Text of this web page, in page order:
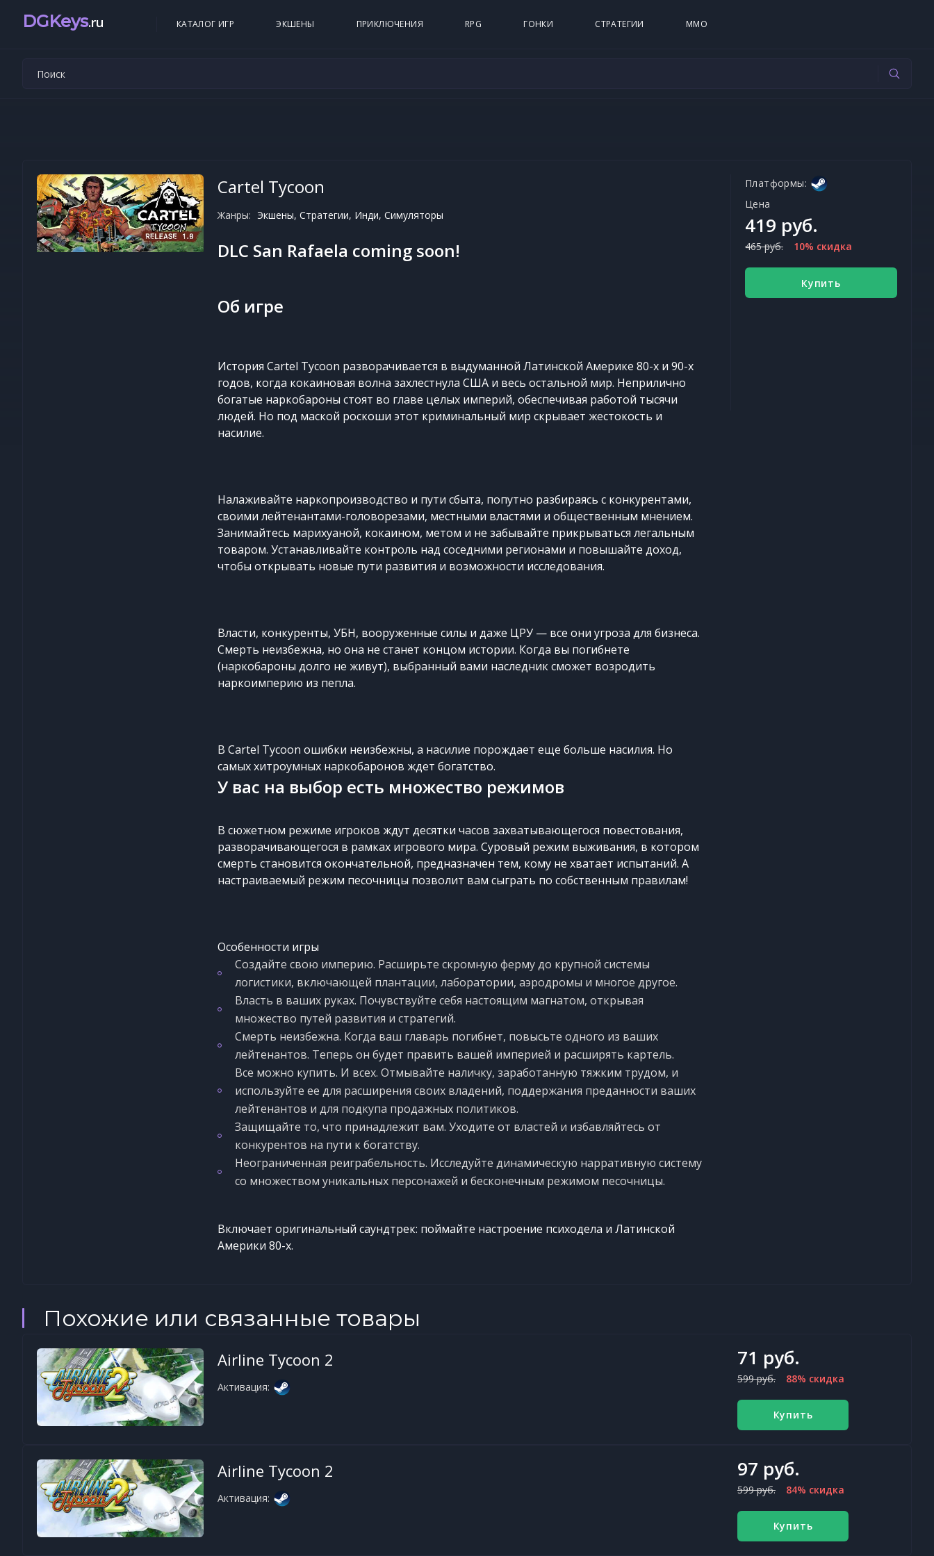
DGKeys.ru КАТАЛОГ ИГР ЭКШЕНЫ ПРИКЛЮЧЕНИЯ RPG ГОНКИ СТРАТЕГИИ MMO
Cartel Tycoon
Жанры: Экшены, Стратегии, Инди, Симуляторы
DLC San Rafaela coming soon!
Об игре
История Cartel Tycoon разворачивается в выдуманной Латинской Америке 80-х и 90-х
годов, когда кокаиновая волна захлестнула США и весь остальной мир. Неприлично
богатые наркобароны стоят во главе целых империй, обеспечивая работой тысячи
людей. Но под маской роскоши этот криминальный мир скрывает жестокость и
насилие.
Налаживайте наркопроизводство и пути сбыта, попутно разбираясь с конкурентами,
своими лейтенантами-головорезами, местными властями и общественным мнением.
Занимайтесь марихуаной, кокаином, метом и не забывайте прикрываться легальным
товаром. Устанавливайте контроль над соседними регионами и повышайте доход,
чтобы открывать новые пути развития и возможности исследования.
Власти, конкуренты, УБН, вооруженные силы и даже ЦРУ — все они угроза для бизнеса.
Смерть неизбежна, но она не станет концом истории. Когда вы погибнете
(наркобароны долго не живут), выбранный вами наследник сможет возродить
наркоимперию из пепла.
В Cartel Tycoon ошибки неизбежны, а насилие порождает еще больше насилия. Но
самых хитроумных наркобаронов ждет богатство.
У вас на выбор есть множество режимов
В сюжетном режиме игроков ждут десятки часов захватывающегося повестования,
разворачивающегося в рамках игрового мира. Суровый режим выживания, в котором
смерть становится окончательной, предназначен тем, кому не хватает испытаний. А
настраиваемый режим песочницы позволит вам сыграть по собственным правилам!
Особенности игры
Создайте свою империю. Расширьте скромную ферму до крупной системы
логистики, включающей плантации, лаборатории, аэродромы и многое другое.
Власть в ваших руках. Почувствуйте себя настоящим магнатом, открывая
множество путей развития и стратегий.
Смерть неизбежна. Когда ваш главарь погибнет, повысьте одного из ваших
лейтенантов. Теперь он будет править вашей империей и расширять картель.
Все можно купить. И всех. Отмывайте наличку, заработанную тяжким трудом, и
используйте ее для расширения своих владений, поддержания преданности ваших
лейтенантов и для подкупа продажных политиков.
Защищайте то, что принадлежит вам. Уходите от властей и избавляйтесь от
конкурентов на пути к богатству.
Неограниченная реиграбельность. Исследуйте динамическую нарративную систему
со множеством уникальных персонажей и бесконечным режимом песочницы.
Включает оригинальный саундтрек: поймайте настроение психодела и Латинской
Америки 80-х.
Платформы:
Цена
419 руб.
465 руб. 10% скидка
Купить
Похожие или связанные товары
Airline Tycoon 2
Активация:
71 руб.
599 руб. 88% скидка
Купить
Airline Tycoon 2
Активация:
97 руб.
599 руб. 84% скидка
Купить